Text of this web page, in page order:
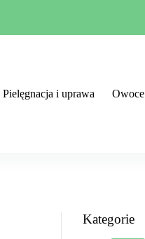
Pielęgnacja i uprawa Owoce
Kategorie